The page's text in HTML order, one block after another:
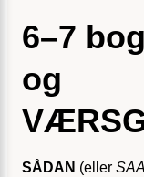
6–7
og
SÅDAN (eller